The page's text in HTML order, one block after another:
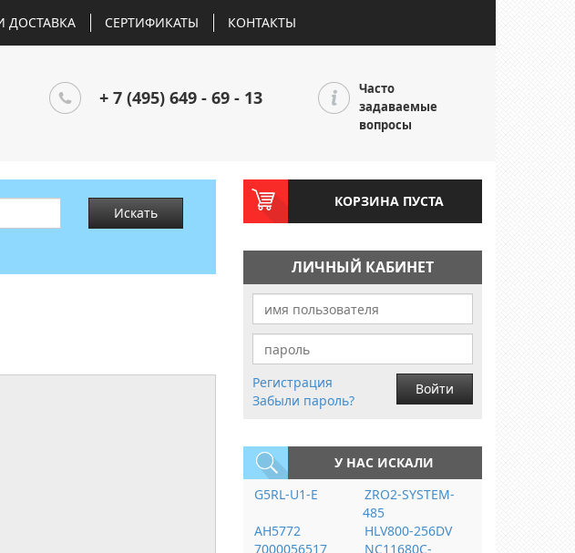
ДОСТАВКА СЕРТИФИКАТЫ КОНТАКТЫ
+ 7 (495) 649 - 69 - 13
Часто
задаваемые
вопросы
Искать
КОРЗИНА ПУСТА
ЛИЧНЫЙ КАБИНЕТ
Регистрация
Забыли пароль?
Войти
У НАС ИСКАЛИ
G5RL-U1-E
ZRO2-SYSTEM-
485
AH5772
HLV800-256DV
7000056517
NC11680C-